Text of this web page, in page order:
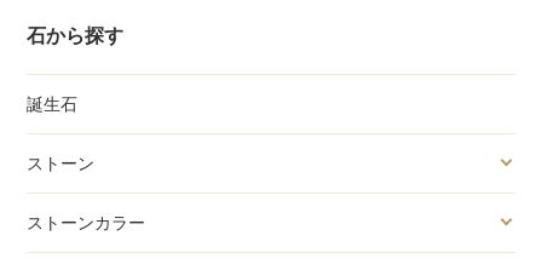
石から探す
誕生石
ストーン
ストーンカラー